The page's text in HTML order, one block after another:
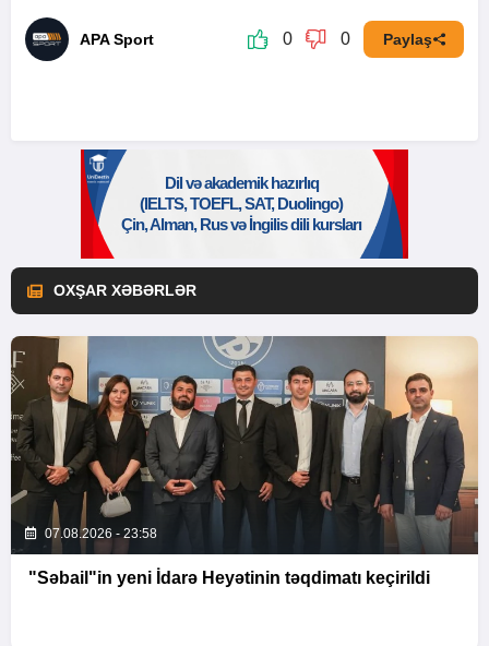
APA Sport 0 0 Paylaş
OXŞAR XƏBƏRLƏR
07.08.2026 - 23:58
"Səbail"in yeni İdarə Heyətinin təqdimatı keçirildi